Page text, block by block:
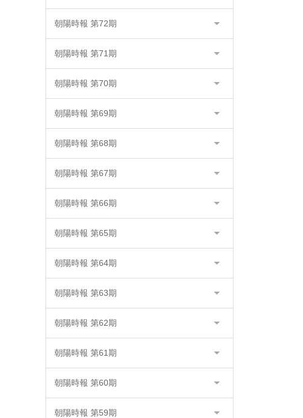
朝陽時報 第72期
朝陽時報 第71期
朝陽時報 第70期
朝陽時報 第69期
朝陽時報 第68期
朝陽時報 第67期
朝陽時報 第66期
朝陽時報 第65期
朝陽時報 第64期
朝陽時報 第63期
朝陽時報 第62期
朝陽時報 第61期
朝陽時報 第60期
朝陽時報 第59期